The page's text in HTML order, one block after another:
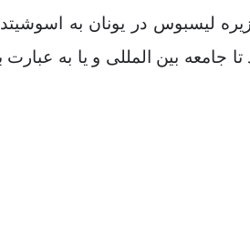
لیسبوس در یونان به
بین المللی و یا به عبارت